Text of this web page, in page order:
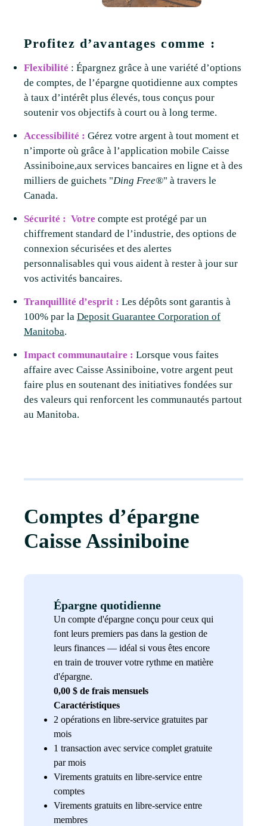
Profitez d’avantages comme :
Flexibilité : Épargnez grâce à une variété d’options
de comptes, de l’épargne quotidienne aux comptes
à taux d’intérêt plus élevés, tous conçus pour
soutenir vos objectifs à court ou à long terme.
Accessibilité : Gérez votre argent à tout moment et
n’importe où grâce à l’application mobile Caisse
Assiniboine,aux services bancaires en ligne et à des
milliers de guichets "Ding Free®" à travers le
Canada.
Sécurité : Votre compte est protégé par un
chiffrement standard de l’industrie, des options de
connexion sécurisées et des alertes
personnalisables qui vous aident à rester à jour sur
vos activités bancaires.
Tranquillité d’esprit : Les dépôts sont garantis à
100% par la Deposit Guarantee Corporation of
Manitoba.
Impact communautaire : Lorsque vous faites
affaire avec Caisse Assiniboine, votre argent peut
faire plus en soutenant des initiatives fondées sur
des valeurs qui renforcent les communautés partout
au Manitoba.
Comptes d’épargne
Caisse Assiniboine
Épargne quotidienne
Un compte d'épargne conçu pour ceux qui
font leurs premiers pas dans la gestion de
leurs finances — idéal si vous êtes encore
en train de trouver votre rythme en matière
d'épargne.
0,00 $ de frais mensuels
Caractéristiques
2 opérations en libre-service gratuites par
mois
1 transaction avec service complet gratuite
par mois
Virements gratuits en libre-service entre
comptes
Virements gratuits en libre-service entre
membres